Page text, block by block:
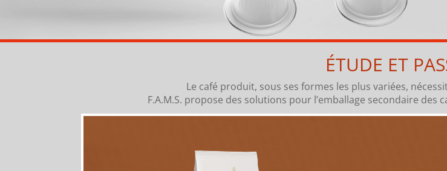
ÉTUDE ET
Le café produit, sous ses formes les plus variées,
F.A.M.S. propose des solutions pour l’emballage secondaire des